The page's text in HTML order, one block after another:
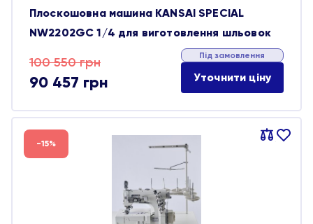
Плоскошовна машина KANSAI SPECIAL
NW2202GC 1/4 для виготовлення шльовок
100 550грн
Оригінальна
ціна:
100 550 грн.
90 457 грн
Поточна
ціна:
90 457 грн.
Під замовлення
Уточнити ціну
Порівняти
В
-15%